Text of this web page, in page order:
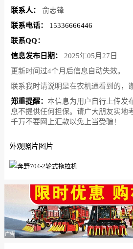
联系人：
俞志锋
联系电话：
15336666446
联系QQ：
信息发布日期：
2025年05月27日
更新时间过4个月后信息自动失效。
联系我时请说明是在农机通看到的，
郑重提醒： 本信息为用户自行上传发
息不提供任何担保。请广大朋友实地
千万不要网上汇款以免上当受骗！
外观照片图片
广告